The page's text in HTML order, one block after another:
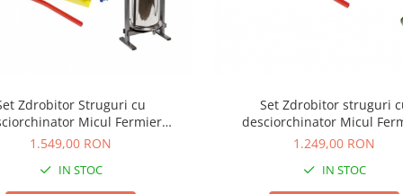
Zdrobitor Struguri cu
Micul Fermier
300kg/Ora + Teasc 25L
1.549,00 RON
IN STOC
Set Zdrobitor struguri
desciorchinator Micul
300kg/Ora, 20L + Teasc 32L
1.249,00 RON
IN STOC